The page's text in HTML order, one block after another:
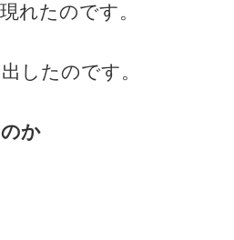
れたのです。
したのです。
か